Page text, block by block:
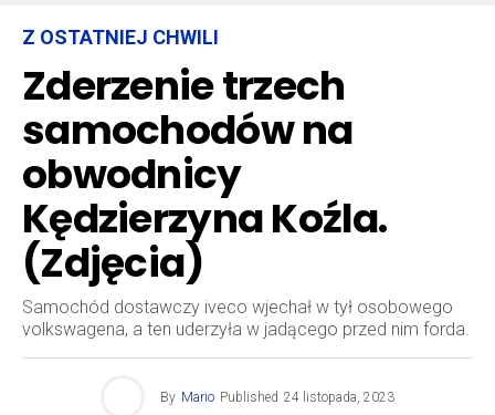
Z OSTATNIEJ CHWILI
Zderzenie trzech
samochodów na
obwodnicy
Kędzierzyna Koźla.
(Zdjęcia)
Samochód dostawczy iveco wjechał w tył osobowego
volkswagena, a ten uderzyła w jadącego przed nim forda.
By Mario Published 24 listopada, 2023